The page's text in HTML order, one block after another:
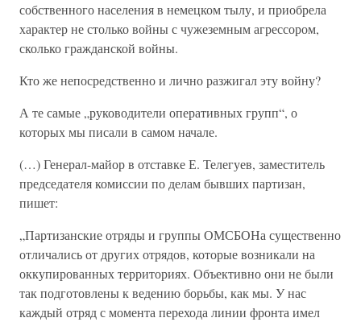
собственного населения в немецком тылу, и приобрела
характер не столько войны с чужеземным агрессором,
сколько гражданской войны.
Кто же непосредственно и лично разжигал эту войну?
А те самые „руководители оперативных групп“, о
которых мы писали в самом начале.
(…) Генерал-майор в отставке Е. Телегуев, заместитель
председателя комиссии по делам бывших партизан,
пишет:
„Партизанские отряды и группы ОМСБОНа существенно
отличались от других отрядов, которые возникали на
оккупированных территориях. Объективно они не были
так подготовлены к ведению борьбы, как мы. У нас
каждый отряд с момента перехода линии фронта имел